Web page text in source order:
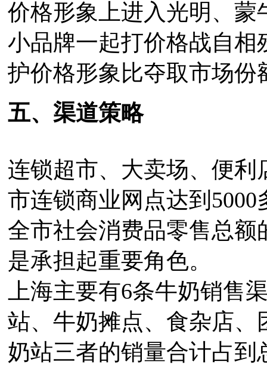
价格形象上进入光明、
小品牌一起打价格战自
护价格形象比夺取市场份
五、渠道策略
连锁超市、大卖场、便利
市连锁商业网点达到
全市社会消费品零售总额
是承担起重要角色。
上海主要有6条牛奶销售
站、牛奶摊点、食杂店
奶站三者的销量合计占到